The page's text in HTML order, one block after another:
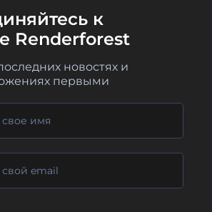
к
Renderforest
новостях и
первыми